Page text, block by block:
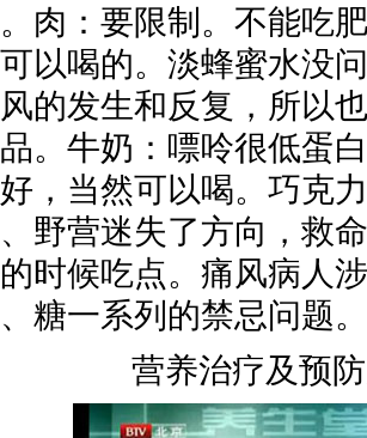
肉：要限制。不能吃
以喝的。淡蜂蜜水没
的发生和反复，所以
。牛奶：嘌呤很低蛋
，当然可以喝。巧克
野营迷失了方向，救
时候吃点。痛风病人
糖一系列的禁忌问题。
营养治疗及预